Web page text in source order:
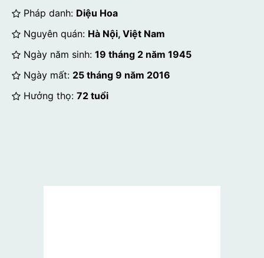
Pháp danh: Diệu Hoa
Nguyên quán: Hà Nội, Việt Nam
Ngày năm sinh: 19 tháng 2 năm 1945
Ngày mất: 25 tháng 9 năm 2016
Hưởng thọ: 72 tuổi